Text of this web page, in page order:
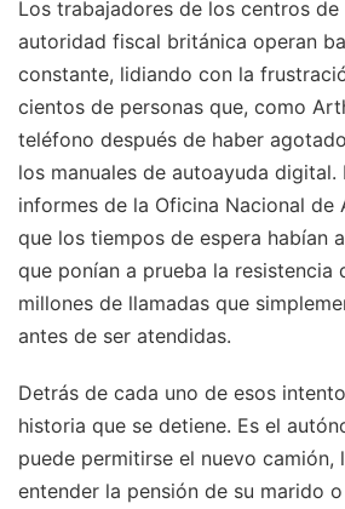
Los trabajadores de los centros de
autoridad fiscal británica operan
constante, lidiando con la
cientos de personas que, como
teléfono después de haber
los manuales de autoayuda
informes de la Oficina Nacional de
que los tiempos de espera habían
que ponían a prueba la resistencia
millones de llamadas que
antes de ser atendidas.
Detrás de cada uno de esos
historia que se detiene. Es el
puede permitirse el nuevo camión,
entender la pensión de su marido